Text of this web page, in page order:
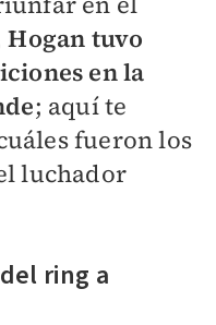
Hogan tuvo
en la
; aquí te
fueron los
luchador
ring a